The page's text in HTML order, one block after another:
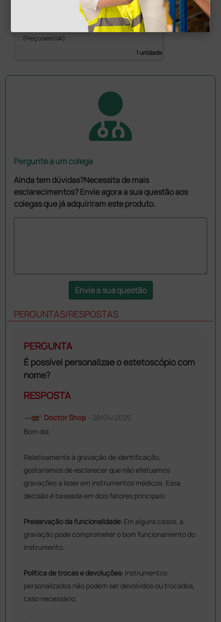
(Preço sem IVA)
1 unidade
Pergunte a um colega
Ainda tem dúvidas?Necessita de mais
esclarecimentos? Envie agora a sua questão aos
colegas que já adquiriram este produto.
Envie a sua questão
PERGUNTAS/RESPOSTAS
PERGUNTA
É possível personalizae o estetoscópio com
nome?
RESPOSTA
Doctor Shop- 28/04/2025
Bom dia
Relativamente à gravação de identificação,
gostaríamos de esclarecer que não efetuamos
gravações a laser em instrumentos médicos. Essa
decisão é baseada em dois fatores principais:
Preservação da funcionalidade: Em alguns casos, a
gravação pode comprometer o bom funcionamento do
instrumento.
Política de trocas e devoluções: Instrumentos
personalizados não podem ser devolvidos ou trocados,
caso necessário.